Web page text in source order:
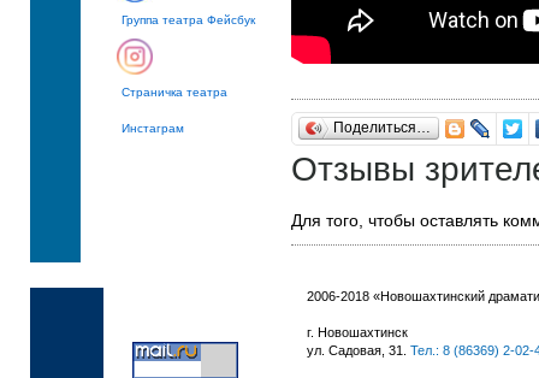
Группа театра Фейсбук
Страничка театра
Инстаграм Поделиться…
Отзывы
Для того, чтобы оставлять
2006-2018 «Новошахтинский
г. Новошахтинск
ул. Садовая, 31. Тел.: 8 (86369) 2-02-